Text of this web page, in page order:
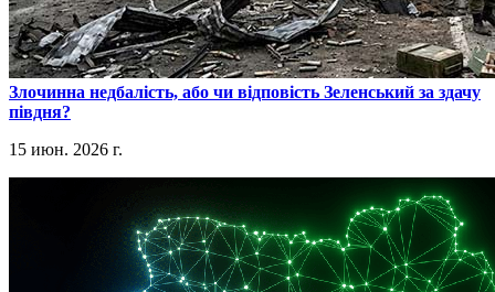
​Злочинна недбалість, або чи відповість Зеленський за здачу
півдня?
15 июн. 2026 г.